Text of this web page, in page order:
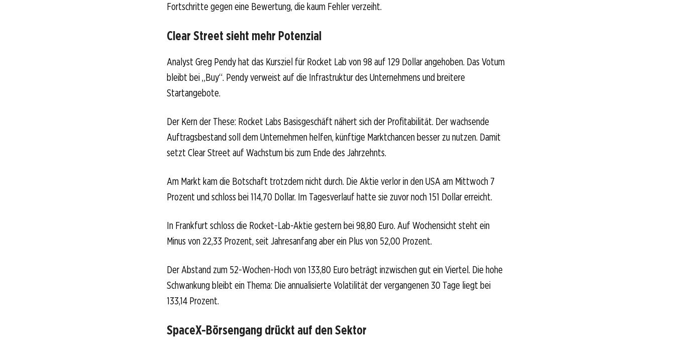
Fortschritte gegen eine Bewertung, die kaum Fehler verzeiht.
Clear Street sieht mehr Potenzial
Analyst Greg Pendy hat das Kursziel für Rocket Lab von 98 auf 129 Dollar angehoben. Das Votum
bleibt bei „Buy“. Pendy verweist auf die Infrastruktur des Unternehmens und breitere
Startangebote.
Der Kern der These: Rocket Labs Basisgeschäft nähert sich der Profitabilität. Der wachsende
Auftragsbestand soll dem Unternehmen helfen, künftige Marktchancen besser zu nutzen. Damit
setzt Clear Street auf Wachstum bis zum Ende des Jahrzehnts.
Am Markt kam die Botschaft trotzdem nicht durch. Die Aktie verlor in den USA am Mittwoch 7
Prozent und schloss bei 114,70 Dollar. Im Tagesverlauf hatte sie zuvor noch 151 Dollar erreicht.
In Frankfurt schloss die Rocket-Lab-Aktie gestern bei 98,80 Euro. Auf Wochensicht steht ein
Minus von 22,33 Prozent, seit Jahresanfang aber ein Plus von 52,00 Prozent.
Der Abstand zum 52-Wochen-Hoch von 133,80 Euro beträgt inzwischen gut ein Viertel. Die hohe
Schwankung bleibt ein Thema: Die annualisierte Volatilität der vergangenen 30 Tage liegt bei
133,14 Prozent.
SpaceX-Börsengang drückt auf den Sektor